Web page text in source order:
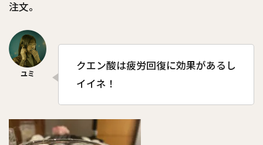
注文。
クエン酸は疲労回復に効果があるし
イイネ！